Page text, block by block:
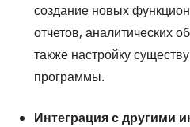
создание новых
отчетов, аналитических
также настройку
программы.
Интеграция с другими